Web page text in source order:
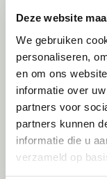
Deze website
We gebruiken
personaliseren,
en om ons
informatie over
partners voor
partners kunnen
informatie die u
verzameld op
Kito